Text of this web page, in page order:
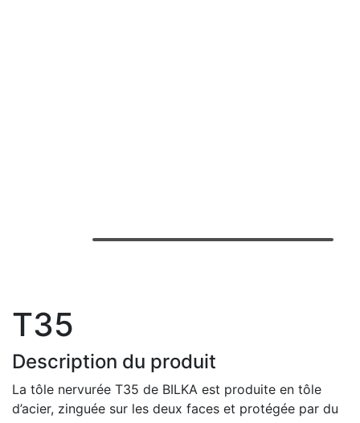
T35
Description du produit
La tôle nervurée T35 de BILKA est produite en tôle
d’acier, zinguée sur les deux faces et protégée par du